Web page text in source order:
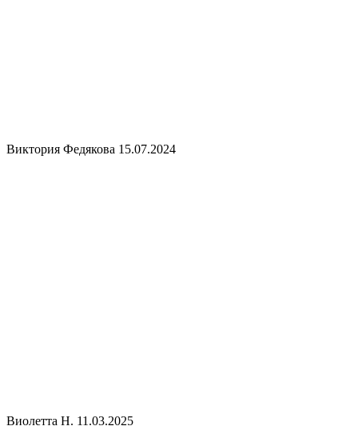
Виктория Федякова 15.07.2024
Виолетта Н. 11.03.2025